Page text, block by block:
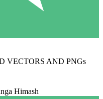
VECTORS AND PNGs
Himash